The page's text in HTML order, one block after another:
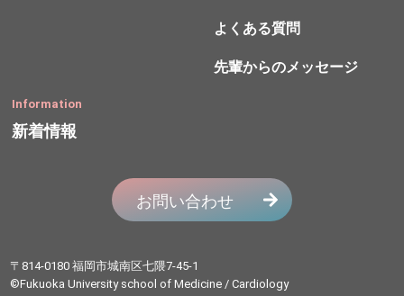
よくある質問
先輩からのメッセージ
Information
新着情報
〒814-0180 福岡市城南区七隈7-45-1
©Fukuoka University school of Medicine / Cardiology